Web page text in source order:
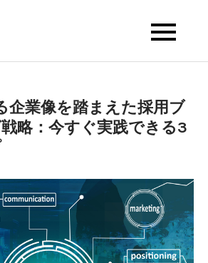
企業像を踏まえた採用ブ
略：今すぐ実践できる3